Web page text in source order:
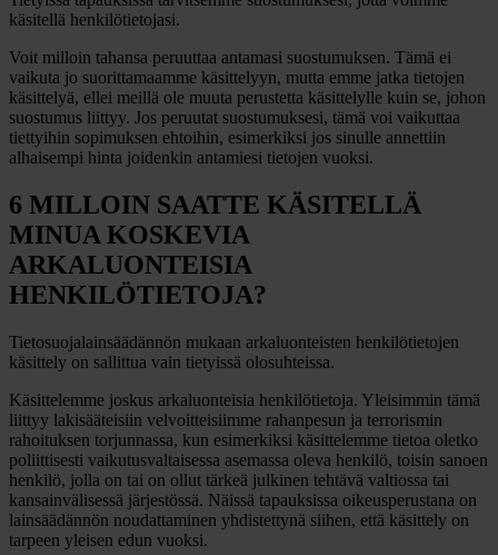
käsitellä henkilötietojasi.
Voit milloin tahansa peruuttaa antamasi suostumuksen. Tämä ei
vaikuta jo suorittamaamme käsittelyyn, mutta emme jatka tietojen
käsittelyä, ellei meillä ole muuta perustetta käsittelylle kuin se, johon
suostumus liittyy. Jos peruutat suostumuksesi, tämä voi vaikuttaa
tiettyihin sopimuksen ehtoihin, esimerkiksi jos sinulle annettiin
alhaisempi hinta joidenkin antamiesi tietojen vuoksi.
6 MILLOIN SAATTE KÄSITELLÄ
MINUA KOSKEVIA
ARKALUONTEISIA
HENKILÖTIETOJA?
Tietosuojalainsäädännön mukaan arkaluonteisten henkilötietojen
käsittely on sallittua vain tietyissä olosuhteissa.
Käsittelemme joskus arkaluonteisia henkilötietoja. Yleisimmin tämä
liittyy lakisääteisiin velvoitteisiimme rahanpesun ja terrorismin
rahoituksen torjunnassa, kun esimerkiksi käsittelemme tietoa oletko
poliittisesti vaikutusvaltaisessa asemassa oleva henkilö, toisin sanoen
henkilö, jolla on tai on ollut tärkeä julkinen tehtävä valtiossa tai
kansainvälisessä järjestössä. Näissä tapauksissa oikeusperustana on
lainsäädännön noudattaminen yhdistettynä siihen, että käsittely on
tarpeen yleisen edun vuoksi.